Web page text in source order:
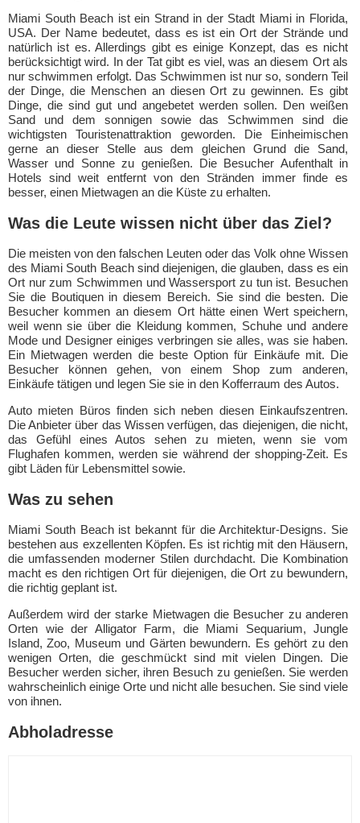
Miami South Beach ist ein Strand in der Stadt Miami in Florida,
USA. Der Name bedeutet, dass es ist ein Ort der Strände und
natürlich ist es. Allerdings gibt es einige Konzept, das es nicht
berücksichtigt wird. In der Tat gibt es viel, was an diesem Ort als
nur schwimmen erfolgt. Das Schwimmen ist nur so, sondern Teil
der Dinge, die Menschen an diesen Ort zu gewinnen. Es gibt
Dinge, die sind gut und angebetet werden sollen. Den weißen
Sand und dem sonnigen sowie das Schwimmen sind die
wichtigsten Touristenattraktion geworden. Die Einheimischen
gerne an dieser Stelle aus dem gleichen Grund die Sand,
Wasser und Sonne zu genießen. Die Besucher Aufenthalt in
Hotels sind weit entfernt von den Stränden immer finde es
besser, einen Mietwagen an die Küste zu erhalten.
Was die Leute wissen nicht über das Ziel?
Die meisten von den falschen Leuten oder das Volk ohne Wissen
des Miami South Beach sind diejenigen, die glauben, dass es ein
Ort nur zum Schwimmen und Wassersport zu tun ist. Besuchen
Sie die Boutiquen in diesem Bereich. Sie sind die besten. Die
Besucher kommen an diesem Ort hätte einen Wert speichern,
weil wenn sie über die Kleidung kommen, Schuhe und andere
Mode und Designer einiges verbringen sie alles, was sie haben.
Ein Mietwagen werden die beste Option für Einkäufe mit. Die
Besucher können gehen, von einem Shop zum anderen,
Einkäufe tätigen und legen Sie sie in den Kofferraum des Autos.
Auto mieten Büros finden sich neben diesen Einkaufszentren.
Die Anbieter über das Wissen verfügen, das diejenigen, die nicht,
das Gefühl eines Autos sehen zu mieten, wenn sie vom
Flughafen kommen, werden sie während der shopping-Zeit. Es
gibt Läden für Lebensmittel sowie.
Was zu sehen
Miami South Beach ist bekannt für die Architektur-Designs. Sie
bestehen aus exzellenten Köpfen. Es ist richtig mit den Häusern,
die umfassenden moderner Stilen durchdacht. Die Kombination
macht es den richtigen Ort für diejenigen, die Ort zu bewundern,
die richtig geplant ist.
Außerdem wird der starke Mietwagen die Besucher zu anderen
Orten wie der Alligator Farm, die Miami Sequarium, Jungle
Island, Zoo, Museum und Gärten bewundern. Es gehört zu den
wenigen Orten, die geschmückt sind mit vielen Dingen. Die
Besucher werden sicher, ihren Besuch zu genießen. Sie werden
wahrscheinlich einige Orte und nicht alle besuchen. Sie sind viele
von ihnen.
Abholadresse